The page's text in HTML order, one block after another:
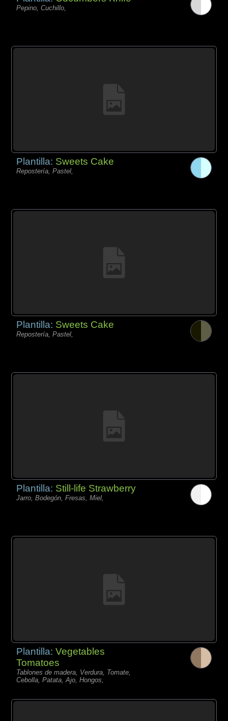
Pepino, Cuchillo,
Plantilla: Sweets Cake
Repostería, Pastel,
Plantilla: Sweets Cake
Repostería, Pastel,
Plantilla: Still-life Strawberry
Jarro, Bodegón, Fresas, Miel,
Plantilla:Vegetables
Tomatoes
Tablones de madera, Verdura, Tomate,
Cebolla, Patata, Ajo, Hongos,